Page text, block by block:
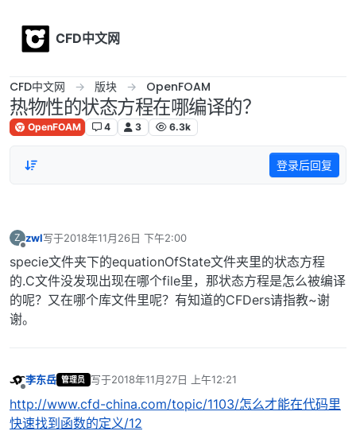
CFD中文网
CFD中文网 版块 OpenFOAM
热物性的状态方程在哪编译的？
OpenFOAM 4 3 6.3k
登录后回复
Z zwl写于2018年11月26日 下午2:00
最后由 编辑
specie文件夹下的equationOfState文件夹里的状态方程
的.C文件没发现出现在哪个file里，那状态方程是怎么被编译
的呢？又在哪个库文件里呢？有知道的CFDers请指教~谢
谢。
李东岳 管理员 写于2018年11月27日 上午12:21
最后由 编辑
http://www.cfd-china.com/topic/1103/怎么才能在代码里
快速找到函数的定义/12